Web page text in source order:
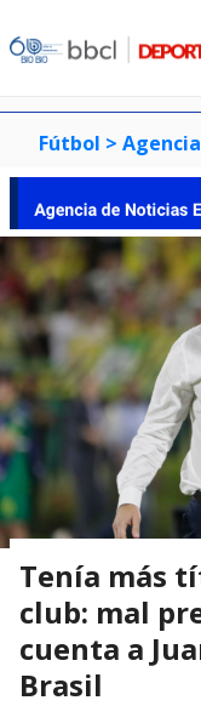
Fútbol >
Tenía más
club: mal
cuenta a
Brasil